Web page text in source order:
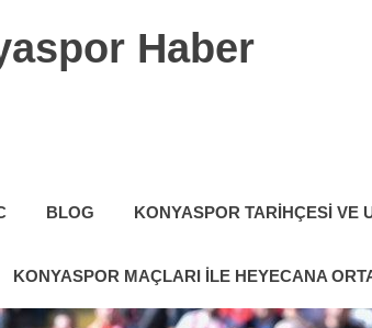
Haber
BLOG KONYASPOR TARIHÇESI VE
KONYASPOR MAÇLARI ILE HEYECANA